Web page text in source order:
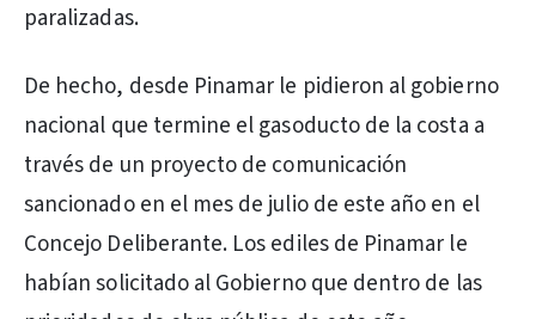
paralizadas.
De hecho, desde Pinamar le pidieron al gobierno
nacional que termine el gasoducto de la costa a
través de un proyecto de comunicación
sancionado en el mes de julio de este año en el
Concejo Deliberante. Los ediles de Pinamar le
habían solicitado al Gobierno que dentro de las